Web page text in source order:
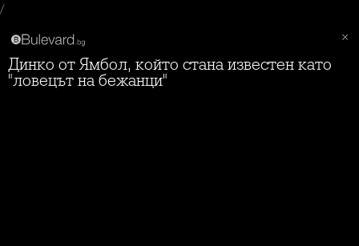
/
Динко от Ямбол, който стана известен като
"ловецът на бежанци"